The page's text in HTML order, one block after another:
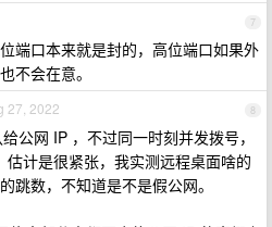
7
端口本来就是封的，高位端口如果外
不会在意。
8
27, 2022
公网 IP ，不过同一时刻并发拨号，
计是很紧张，我实测远程桌面啥的
跳数，不知道是不是假公网。